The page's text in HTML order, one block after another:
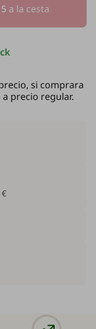
a la cesta
si comprara
precio regular.